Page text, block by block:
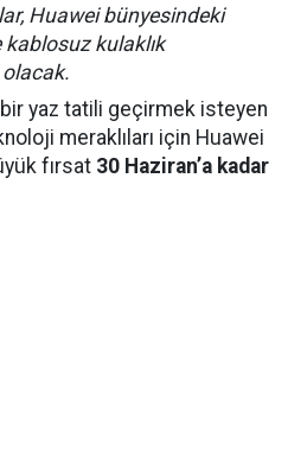
Huawei bünyesindeki
kulaklık
yaz tatili geçirmek isteyen
meraklıları için Huawei
fırsat 30 Haziran’a kadar